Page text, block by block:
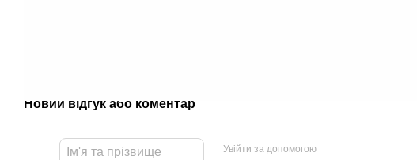
Новий відгук або коментар
Увійти за допомогою